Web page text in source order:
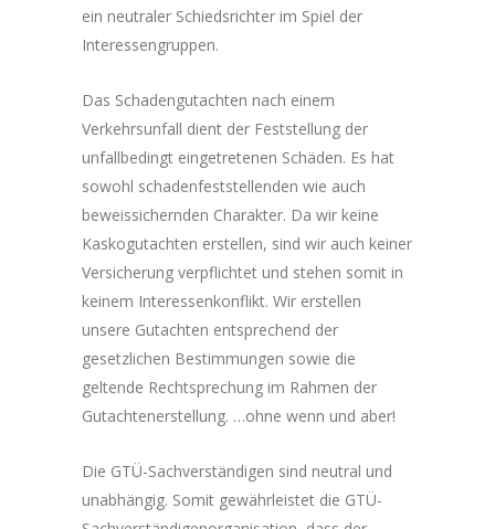
ein neutraler Schiedsrichter im Spiel der
Interessengruppen.
Das Schadengutachten nach einem
Verkehrsunfall dient der Feststellung der
unfallbedingt eingetretenen Schäden. Es hat
sowohl schadenfeststellenden wie auch
beweissichernden Charakter. Da wir keine
Kaskogutachten erstellen, sind wir auch keiner
Versicherung verpflichtet und stehen somit in
keinem Interessenkonflikt. Wir erstellen
unsere Gutachten entsprechend der
gesetzlichen Bestimmungen sowie die
geltende Rechtsprechung im Rahmen der
Gutachtenerstellung. …ohne wenn und aber!
Die GTÜ-Sachverständigen sind neutral und
unabhängig. Somit gewährleistet die GTÜ-